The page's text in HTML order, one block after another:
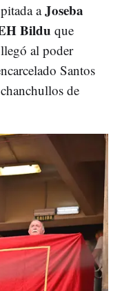
aJoseba
Bildu que
al poder
Santos
de